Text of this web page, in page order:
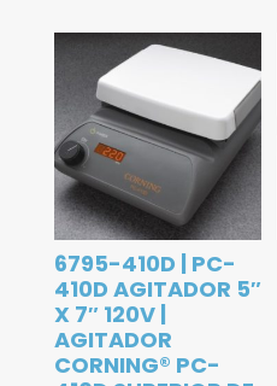
6795-410D | PC-
410D AGITADOR 5″
X 7″ 120V |
AGITADOR
CORNING® PC-